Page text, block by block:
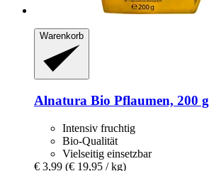
Warenkorb
Alnatura Bio Pflaumen, 200 g
Intensiv fruchtig
Bio-Qualität
Vielseitig einsetzbar
€ 3,99 (€ 19,95 / kg)